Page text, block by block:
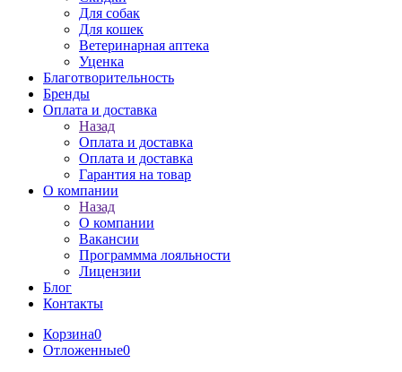
Для собак
Для кошек
Ветеринарная аптека
Уценка
Благотворительность
Бренды
Оплата и доставка
Назад
Оплата и доставка
Оплата и доставка
Гарантия на товар
О компании
Назад
О компании
Вакансии
Программма лояльности
Лицензии
Блог
Контакты
Корзина0
Отложенные0